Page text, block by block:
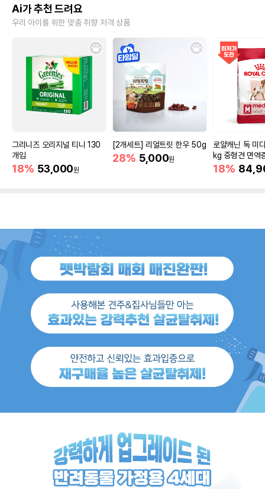
Ai가 추천 드려요
우리 아이를 위한 맞춤 취향 저격 상품
그리니즈 오리지널 티니 130
개입
18% 53,000원
[2개세트] 리얼트릿 한우 50g
28% 5,000원
로얄캐닌 독 미
kg 중형견 면역
18%